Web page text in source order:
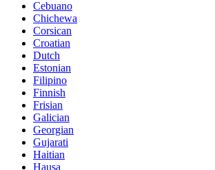
Cebuano
Chichewa
Corsican
Croatian
Dutch
Estonian
Filipino
Finnish
Frisian
Galician
Georgian
Gujarati
Haitian
Hausa